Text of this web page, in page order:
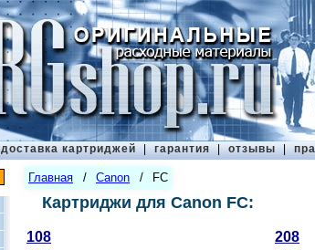
доставка картриджей | гарантия | отзывы |
Главная / Canon / FC
Картриджи для Canon FC:
108 208